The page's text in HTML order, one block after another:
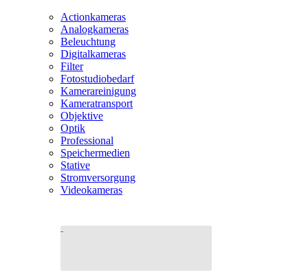
Actionkameras
Analogkameras
Beleuchtung
Digitalkameras
Filter
Fotostudiobedarf
Kamerareinigung
Kameratransport
Objektive
Optik
Professional
Speichermedien
Stative
Stromversorgung
Videokameras